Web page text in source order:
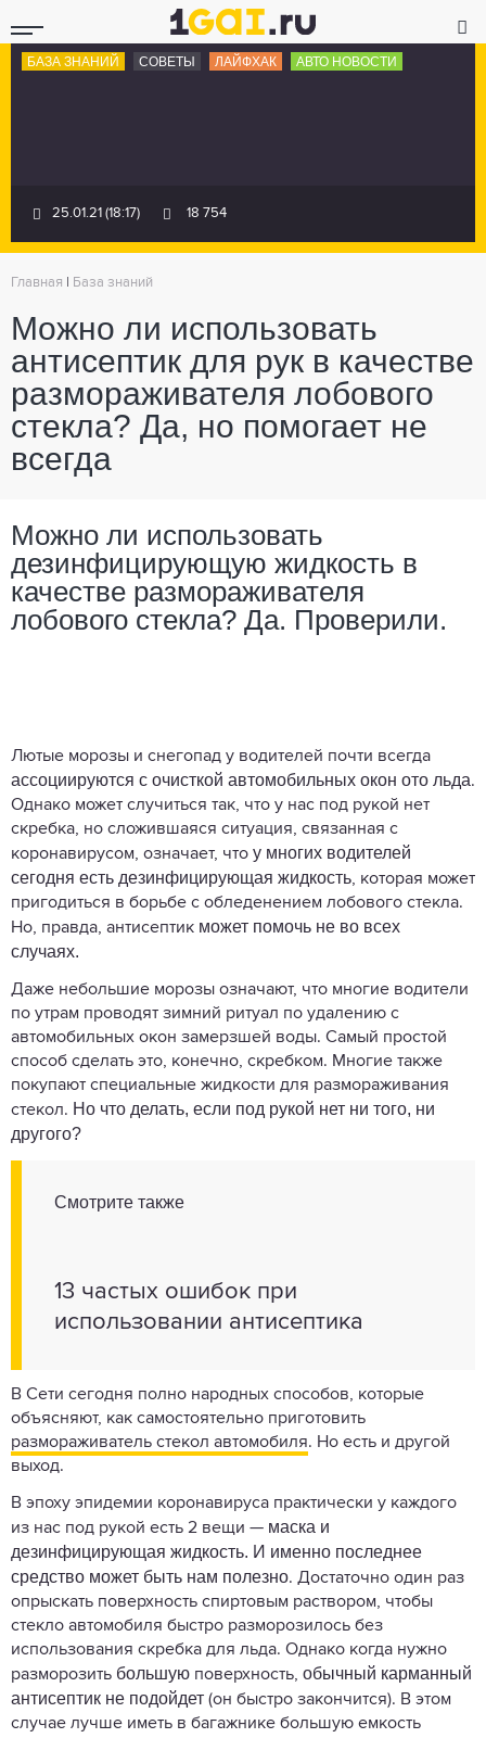
БАЗА ЗНАНИЙ СОВЕТЫ ЛАЙФХАК АВТО НОВОСТИ
25.01.21 (18:17) 18 754
Главная База знаний
Можно ли использовать
антисептик для рук в качестве
размораживателя лобового
стекла? Да, но помогает не
всегда
Можно ли использовать
дезинфицирующую жидкость в
качестве размораживателя
лобового стекла? Да. Проверили.
Лютые морозы и снегопад у водителей почти всегда
ассоциируются с очисткой автомобильных окон ото льда.
Однако может случиться так, что у нас под рукой нет
скребка, но сложившаяся ситуация, связанная с
коронавирусом, означает, что у многих водителей
сегодня есть дезинфицирующая жидкость, которая может
пригодиться в борьбе с обледенением лобового стекла.
Но, правда, антисептик может помочь не во всех
случаях.
Даже небольшие морозы означают, что многие водители
по утрам проводят зимний ритуал по удалению с
автомобильных окон замерзшей воды. Самый простой
способ сделать это, конечно, скребком. Многие также
покупают специальные жидкости для размораживания
стекол. Но что делать, если под рукой нет ни того, ни
другого?
Смотрите также
13 частых ошибок при
использовании антисептика
В Сети сегодня полно народных способов, которые
объясняют, как самостоятельно приготовить
размораживатель стекол автомобиля. Но есть и другой
выход.
В эпоху эпидемии коронавируса практически у каждого
из нас под рукой есть 2 вещи — маска и
дезинфицирующая жидкость. И именно последнее
средство может быть нам полезно. Достаточно один раз
опрыскать поверхность спиртовым раствором, чтобы
стекло автомобиля быстро разморозилось без
использования скребка для льда. Однако когда нужно
разморозить большую поверхность, обычный карманный
антисептик не подойдет (он быстро закончится). В этом
случае лучше иметь в багажнике большую емкость